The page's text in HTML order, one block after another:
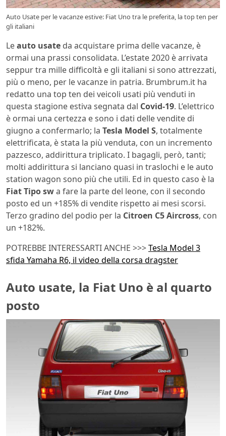
Auto Usate per le vacanze estive: Fiat Uno tra le preferita, la top ten per
gli italiani
Leauto usate da acquistare prima delle vacanze, è
ormai una prassi consolidata. L’estate 2020 è arrivata
seppur tra mille difficoltà e gli italiani si sono attrezzati,
più o meno, per le vacanze in patria. Brumbrum.it ha
redatto una top ten dei veicoli usati più venduti in
questa stagione estiva segnata dal Covid-19. L’elettrico
è ormai una certezza e sono i dati delle vendite di
giugno a confermarlo; la Tesla Model S, totalmente
elettrificata, è stata la più venduta, con un incremento
pazzesco, addirittura triplicato. I bagagli, però, tanti;
molti addirittura si lanciano quasi in traslochi e le auto
station wagon sono più che utili. Ed in questo caso è la
Fiat Tipo swa fare la parte del leone, con il secondo
posto ed un +185% di vendite rispetto ai mesi scorsi.
Terzo gradino del podio per la Citroen C5 Aircross, con
un +182%.
POTREBBE INTERESSARTI ANCHE >>>Tesla Model 3
sfida Yamaha R6, il video della corsa dragster
Auto usate, la Fiat Uno è al quarto
posto